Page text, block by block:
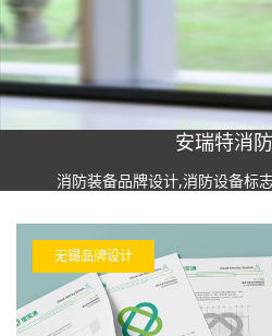
安瑞特消
消防装备品牌设计,消防设备标
无锡品牌设计